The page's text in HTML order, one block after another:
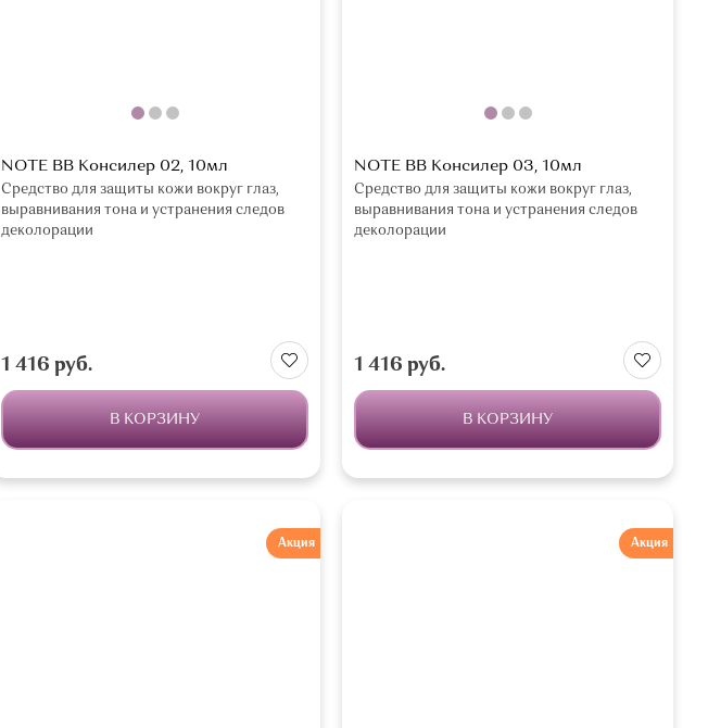
NOTE BB Консилер 02, 10мл
Средство для защиты кожи вокруг глаз,
выравнивания тона и устранения следов
деколорации
1 416 руб.
В КОРЗИНУ
NOTE BB Консилер 03, 10мл
Средство для защиты кожи вокруг глаз,
выравнивания тона и устранения следов
деколорации
1 416 руб.
В КОРЗИНУ
Акция Акция